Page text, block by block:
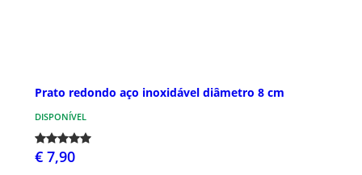
Prato redondo aço inoxidável diâmetro 8 cm
DISPONÍVEL
€ 7,90